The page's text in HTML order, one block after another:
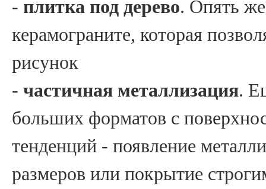
- плитка под дерево. Опять
керамограните, которая
рисунок
- частичная металлизация.
больших форматов с
тенденций - появление
размеров или покрытие